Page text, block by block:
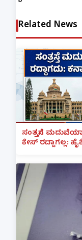
Related News
ಸಂತ್ರಸ್ತೆಗೆ
ಕೇಸ್ ರದ್ದಾಗಲ್ಲ: